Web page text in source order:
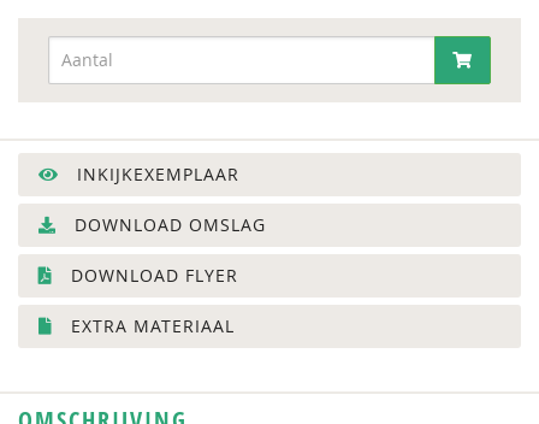
INKIJKEXEMPLAAR
DOWNLOAD OMSLAG
DOWNLOAD FLYER
EXTRA MATERIAAL